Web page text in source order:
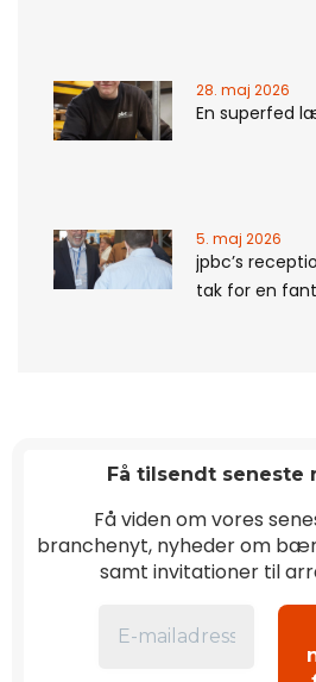
En superfed
28. maj 2026
jpbc’s
tak for en
5. maj 2026
Få tilsendt seneste
Få viden om vores
branchenyt, nyheder om
samt invitationer til